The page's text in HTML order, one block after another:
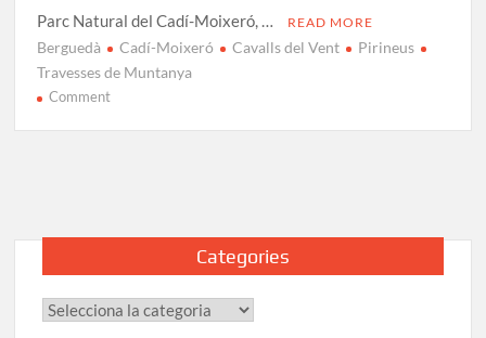
Parc Natural del Cadí-Moixeró, …
READ MORE
Berguedà Cadí-Moixeró Cavalls del Vent
Pirineus
Travesses de Muntanya
Commenton
completa
Categories
Categories